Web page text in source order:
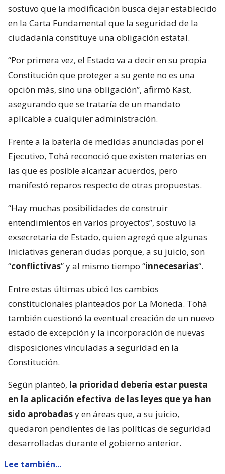
sostuvo que la modificación busca dejar establecido
en la Carta Fundamental que la seguridad de la
ciudadanía constituye una obligación estatal.
“Por primera vez, el Estado va a decir en su propia
Constitución que proteger a su gente no es una
opción más, sino una obligación”, afirmó Kast,
asegurando que se trataría de un mandato
aplicable a cualquier administración.
Frente a la batería de medidas anunciadas por el
Ejecutivo, Tohá reconoció que existen materias en
las que es posible alcanzar acuerdos, pero
manifestó reparos respecto de otras propuestas.
“Hay muchas posibilidades de construir
entendimientos en varios proyectos”, sostuvo la
exsecretaria de Estado, quien agregó que algunas
iniciativas generan dudas porque, a su juicio, son
“conflictivas” y al mismo tiempo “innecesarias“.
Entre estas últimas ubicó los cambios
constitucionales planteados por La Moneda. Tohá
también cuestionó la eventual creación de un nuevo
estado de excepción y la incorporación de nuevas
disposiciones vinculadas a seguridad en la
Constitución.
Según planteó, la prioridad debería estar puesta
en la aplicación efectiva de las leyes que ya han
sido aprobadasy en áreas que, a su juicio,
quedaron pendientes de las políticas de seguridad
desarrolladas durante el gobierno anterior.
Lee también...